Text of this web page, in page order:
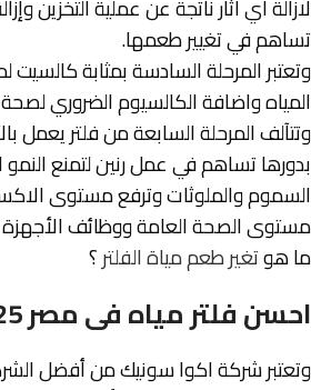
لازالة اي اثار ناتجة عن عملية التخزين
تساهم في تغيير طعمها.
وتعتبر المرحلة السادسة بمثابة
المياه واضافة الكالسيوم الضروري
وتتآلف المرحلة السابعة من فلتر يعمل
بدورها تساهم في عمل رنين لتمنع
السموم والملوثات وترفع مستوى
مستوى الصحة العامة ووظائف الأجهزة
ما هوتغير طعم مياة الفلتر؟
احسن فلتر مياه فى مصر 2025
وتعتبر شركة اكوا سونيك من أفضل